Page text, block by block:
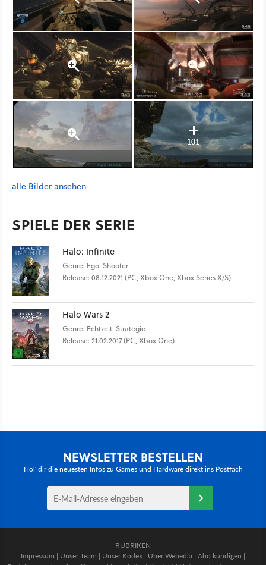
101
alle Bilder ansehen
SPIELE DER SERIE
Halo: Infinite
Genre: Ego-Shooter
Release: 08.12.2021 (PC, Xbox One, Xbox Series X/S)
Halo Wars 2
Genre: Echtzeit-Strategie
Release: 21.02.2017 (PC, Xbox One)
NEWSLETTER BESTELLEN
Hol' dir die neuesten Infos zu Games und Hardware direkt ins Postfach
RUBRIKEN
Impressum | Unser Team | Unser Kodex | Über Webedia | Abo kündigen |